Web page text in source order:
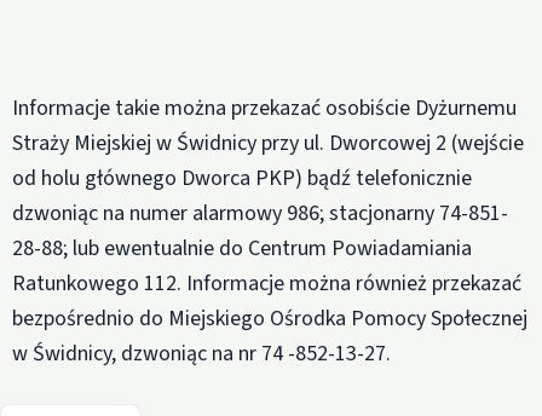
Informacje takie można przekazać osobiście Dyżurnemu
Straży Miejskiej w Świdnicy przy ul. Dworcowej 2 (wejście
od holu głównego Dworca PKP) bądź telefonicznie
dzwoniąc na numer alarmowy 986; stacjonarny 74-851-
28-88; lub ewentualnie do Centrum Powiadamiania
Ratunkowego 112. Informacje można również przekazać
bezpośrednio do Miejskiego Ośrodka Pomocy Społecznej
w Świdnicy, dzwoniąc na nr 74 -852-13-27.